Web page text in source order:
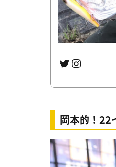
Twitter
Instagram
岡本的！22